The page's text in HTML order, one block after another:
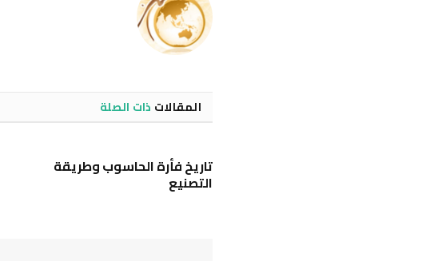
المقالات ذات الصلة
تاريخ فأرة الحاسوب وطريقة
التصنيع